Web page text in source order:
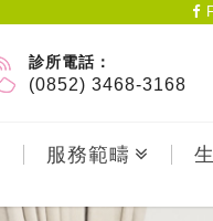
診所電話：
(0852) 3468-3168
服務範疇